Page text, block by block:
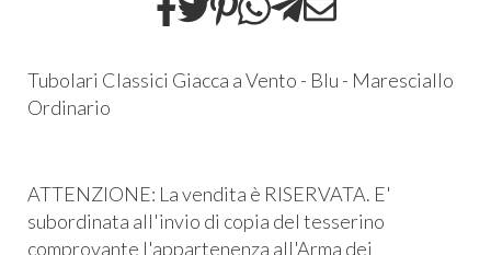
Tubolari Classici Giacca a Vento - Blu - Maresciallo
Ordinario
ATTENZIONE: La vendita è RISERVATA. E'
subordinata all'invio di copia del tesserino
comprovante l'appartenenza all'Arma dei